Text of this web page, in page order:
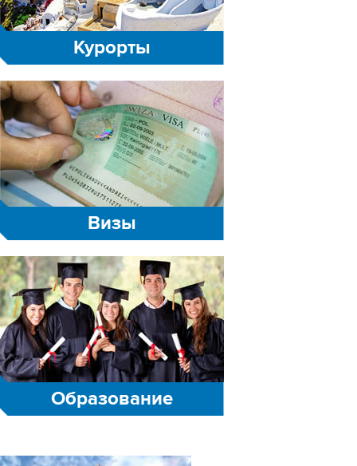
Курорты
Визы
Образование